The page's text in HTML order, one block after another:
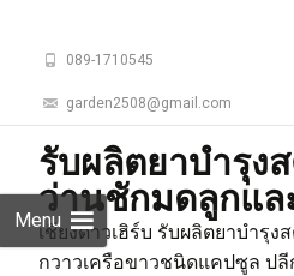
089-1710545
garden2508@gmail.com
รับผลิตยาบำรุง
ว่านชักมดลูกแล
เชียงดาวเฮิร์บ รับผลิตยาบำรุ
กวาวเครือขาวชนิดแคปซูล ป
Menu